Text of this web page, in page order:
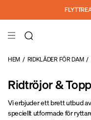
Hoppa till huvudinnehåll
HEM / RIDKLÄDER FÖR DAM /
Ridtröjor &
Vi erbjuder ett brett utbud
speciellt utformade för